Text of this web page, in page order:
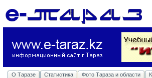
О Таразе Статистика Фото Тараза и области